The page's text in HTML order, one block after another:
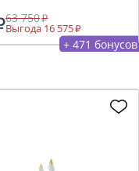
63 750
Выгода 16 575
+ 471 бонусов